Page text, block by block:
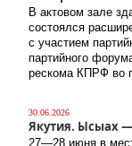
В актовом зале
состоялся
с участием
партийного
рескома КПРФ во
30.06.2026
Якутия. Ысыах
27—28 июня в